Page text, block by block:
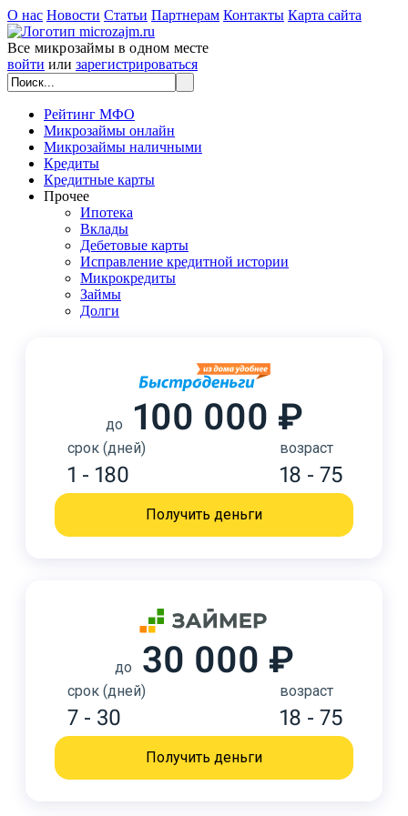
О нас Новости Статьи Партнерам Контакты Карта сайта
Все микрозаймы в одном месте
войти или зарегистрироваться
Рейтинг МФО
Микрозаймы онлайн
Микрозаймы наличными
Кредиты
Кредитные карты
Прочее
Ипотека
Вклады
Дебетовые карты
Исправление кредитной истории
Микрокредиты
Займы
Долги
до 100 000 ₽
срок (дней)
1 - 180
возраст
18 - 75
Получить деньги
до 30 000 ₽
срок (дней)
7 - 30
возраст
18 - 75
Получить деньги